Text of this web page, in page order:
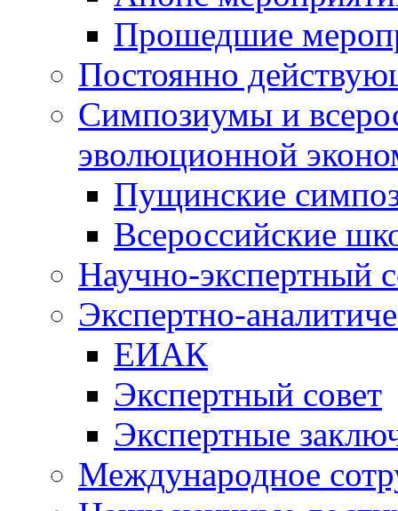
Прошедшие
Постоянно
Симпозиумы и
эволюционной
Пущинские
Всероссийские
Научно-экспертный
Экспертно-
ЕИАК
Экспертный совет
Экспертные
Международное